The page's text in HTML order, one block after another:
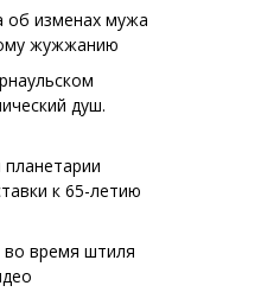
об изменах мужа
жужжанию
душ.
к 65-летию
во время штиля